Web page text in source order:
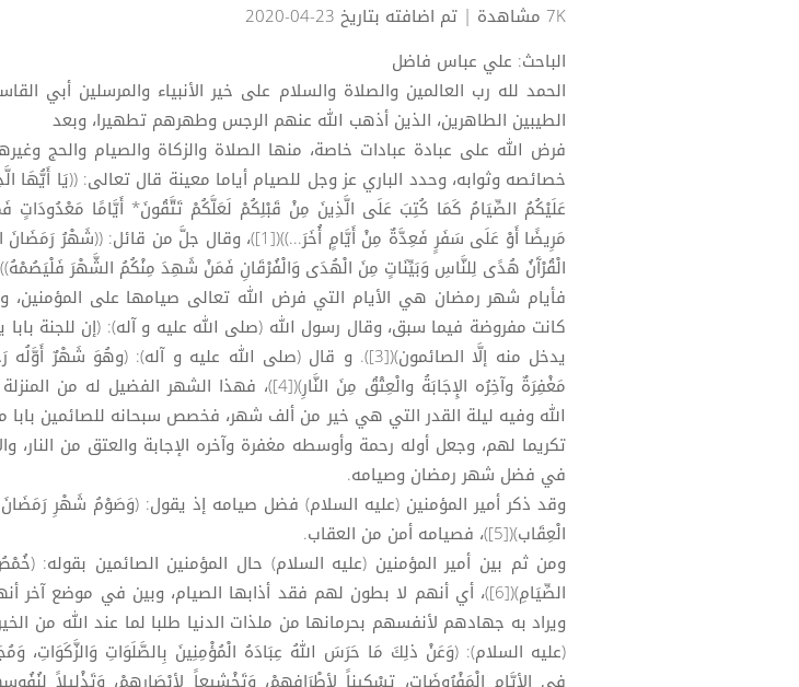
7K مشاهدة
| تم اضافته بتاريخ 23-04-2020
الباحث: علي عباس فاضل
الحمد لله رب العالمين والصلاة والسلام على خير الأنبياء والمرسلين أبي
الطيبين الطاهرين، الذين أذهب الله عنهم الرجس وطهرهم تطهيرا، وبعد
فرض الله على عبادة عبادات خاصة، منها الصلاة والزكاة والصيام والحج
خصائصه وثوابه، وحدد الباري عز وجل للصيام أياما معينة قال تعالى: ((يَا أَيُّهَا
عَلَيْكُمُ الصِّيَامُ كَمَا كُتِبَ عَلَى الَّذِينَ مِنْ قَبْلِكُمْ لَعَلَّكُمْ تَتَّقُونَ* أَيَّامًا مَعْدُودَاتٍ
مَرِيضًا أَوْ عَلَى سَفَرٍ فَعِدَّةٌ مِنْ أَيَّامٍ أُخَرَ...))([1])، وقال جلَّ من قائل:
الْقُرْآَنُ هُدًى لِلنَّاسِ وَبَيِّنَاتٍ مِنَ الْهُدَى وَالْفُرْقَانِ فَمَنْ شَهِدَ مِنْكُمُ الشَّهْرَ
فأيام شهر رمضان هي الأيام التي فرض الله تعالى صيامها على المؤمنين،
كانت مفروضة فيما سبق، وقال رسول الله (صلى الله عليه و آله): (إن للجنة بابا
يدخل منه إلَّا الصائمون)([3]). و قال (صلى الله عليه و آله): (وهُوَ
مَغْفِرَةٌ وآخِرُه الإِجَابَةُ والْعِتْقُ مِنَ النَّارِ)([4])، فهذا الشهر الفضيل
الله وفيه ليلة القدر التي هي خير من ألف شهر، فخصص سبحانه للصائمين بابا
تكريما لهم، وجعل أوله رحمة وأوسطه مغفرة وآخره الإجابة والعتق من النار،
في فضل شهر رمضان وصيامه.
وقد ذكر أمير المؤمنين (عليه السلام) فضل صيامه إذ يقول: (وَصَوْمُ شَهْرِ
الْعِقَاب)([5])، فصيامه أمن من العقاب.
ومن ثم بين أمير المؤمنين (عليه السلام) حال المؤمنين الصائمين بقوله:
الصِّيَامِ)([6])، أي أنهم لا بطون لهم فقد أذابها الصيام، وبين في موضع آخر
ويراد به جهادهم لأنفسهم بحرمانها من ملذات الدنيا طلبا لما عند الله من
(عليه السلام): (وَعَنْ ذلِكَ مَا حَرَسَ اللهُ عِبَادَهُ الْمُؤْمِنِينَ بِالصَّلَوَاتِ وَالزَّكَوَاتِ،